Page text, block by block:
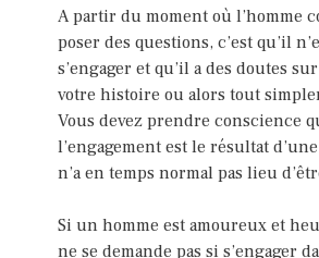
A partir du moment où l’homme
poser des questions, c’est qu’il
s’engager et qu’il a des doutes
votre histoire ou alors tout
Vous devez prendre conscience
l’engagement est le résultat
n’a en temps normal pas lieu
Si un homme est amoureux et
ne se demande pas si s’engager